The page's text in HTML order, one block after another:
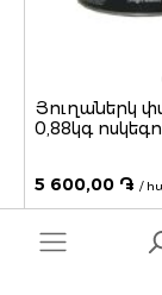
Յուղաներկ
0,88կգ
5 600,00 ֏ /
Quantity